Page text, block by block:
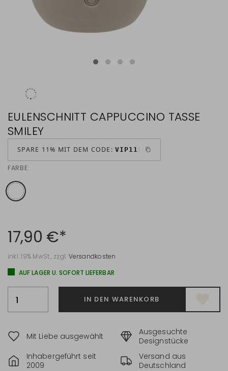
EULENSCHNITT CAPPUCCINO TASSE
SMILEY
SPARE 11% MIT DEM CODE: VIP11
FARBE:
17,90 €*
inkl. 19% MwSt., zzgl. Versandkosten
AUF LAGER U. SOFORT LIEFERBAR
IN DEN WARENKORB
Mit Liebe ausgewählt
Ausgesuchte
Designstücke
Inhabergeführt seit
2009
Versand aus
Deutschland